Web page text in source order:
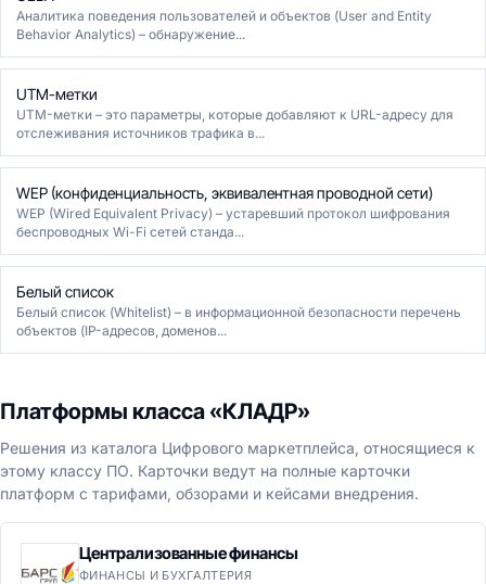
Аналитика поведения пользователей и объектов (User and Entity
Behavior Analytics) – обнаружение...
UTM-метки
UTM-метки – это параметры, которые добавляют к URL-адресу для
отслеживания источников трафика в...
WEP (конфиденциальность, эквивалентная проводной сети)
WEP (Wired Equivalent Privacy) – устаревший протокол шифрования
беспроводных Wi-Fi сетей станда...
Белый список
Белый список (Whitelist) – в информационной безопасности перечень
объектов (IP-адресов, доменов...
Платформы класса «КЛАДР»
Решения из каталога Цифрового маркетплейса, относящиеся к
этому классу ПО. Карточки ведут на полные карточки
платформ с тарифами, обзорами и кейсами внедрения.
Централизованные финансы
ФИНАНСЫ И БУХГАЛТЕРИЯ